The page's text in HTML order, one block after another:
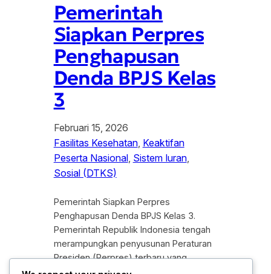
Pemerintah
Siapkan Perpres
Penghapusan
Denda BPJS Kelas
3
Februari 15, 2026
Fasilitas Kesehatan, Keaktifan
Peserta Nasional, Sistem Iuran
Sosial (DTKS)
Pemerintah Siapkan Perpres
Penghapusan Denda BPJS Kelas 3.
Pemerintah Republik Indonesia tengah
merampungkan penyusunan Peraturan
Presiden (Perpres) terbaru yang
mengatur kebijakan penghapusan